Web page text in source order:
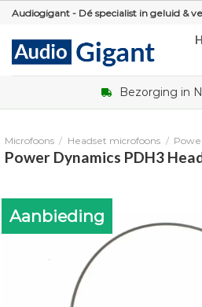
Skip
content
Audiogigant - Dé specialist in geluid &
Bezorging in
Microfoons / Headset microfoons /
Power Dynamics PDH3
Aanbieding